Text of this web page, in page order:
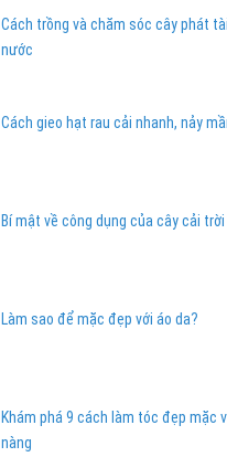
Cách trồng và chăm sóc cây phát
nước
Cách gieo hạt rau cải nhanh, nảy
Bí mật về công dụng của cây cải trời
Làm sao để mặc đẹp với áo da?
Khám phá 9 cách làm tóc đẹp mặc
nàng